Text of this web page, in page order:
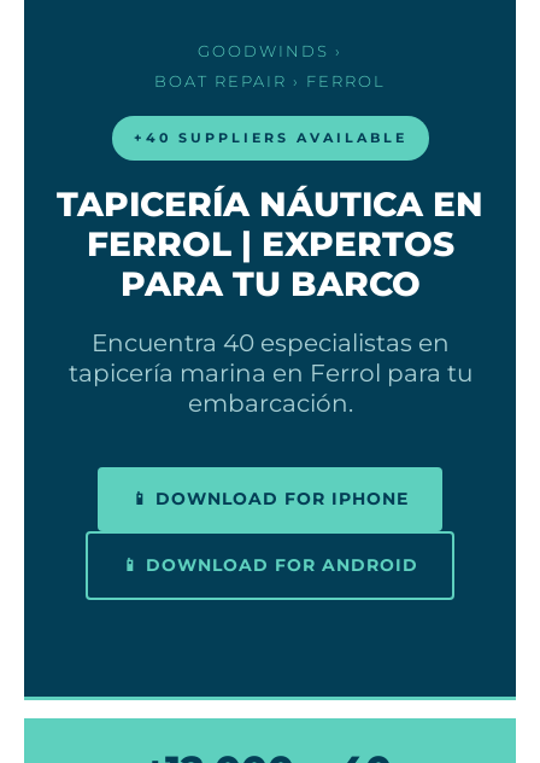
GOODWINDS ›
BOAT REPAIR › FERROL
+40 SUPPLIERS AVAILABLE
TAPICERÍA NÁUTICA EN
FERROL | EXPERTOS
PARA TU BARCO
Encuentra 40 especialistas en
tapicería marina en Ferrol para tu
embarcación.
📱 DOWNLOAD FOR IPHONE
📱 DOWNLOAD FOR ANDROID